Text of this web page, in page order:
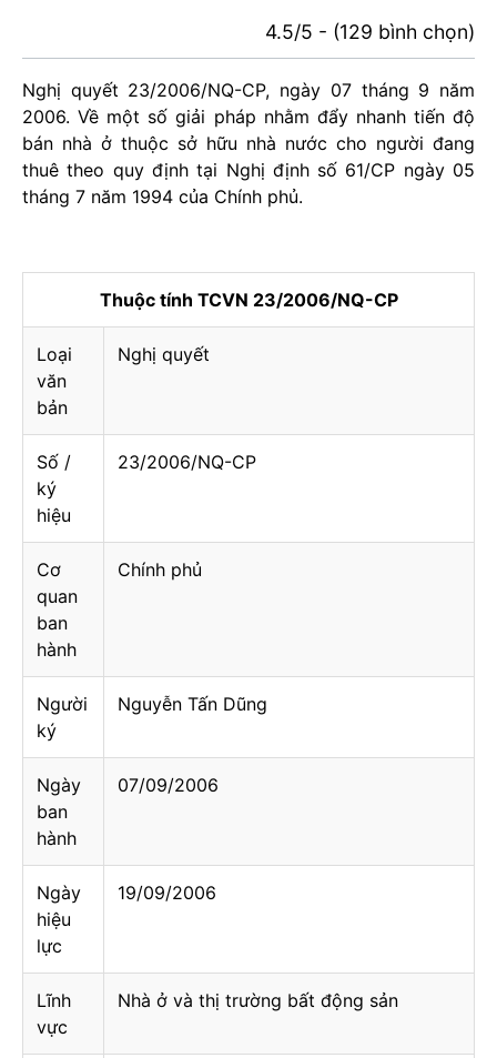
4.5/5 - (129 bình chọn)
Nghị quyết 23/2006/NQ-CP, ngày 07 tháng 9 năm
2006. Về một số giải pháp nhằm đẩy nhanh tiến độ
bán nhà ở thuộc sở hữu nhà nước cho người đang
thuê theo quy định tại Nghị định số 61/CP ngày 05
tháng 7 năm 1994 của Chính phủ.
Thuộc tính TCVN 23/2006/NQ-CP
Loại
văn
bản
Nghị quyết
Số /
ký
hiệu
23/2006/NQ-CP
Cơ
quan
ban
hành
Chính phủ
Người
ký
Nguyễn Tấn Dũng
Ngày
ban
hành
07/09/2006
Ngày
hiệu
lực
19/09/2006
Lĩnh
vực
Nhà ở và thị trường bất động sản